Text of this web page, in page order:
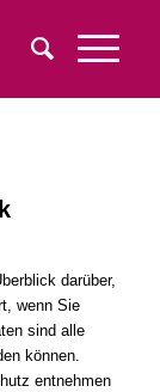
darüber,
wenn Sie
sind alle
können.
entnehmen